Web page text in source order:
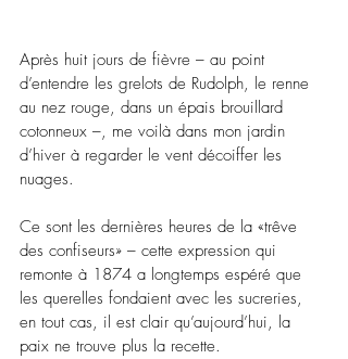
Après huit jours de fièvre – au point
d’entendre les grelots de Rudolph, le renne
au nez rouge, dans un épais brouillard
cotonneux –, me voilà dans mon jardin
d’hiver à regarder le vent décoiffer les
nuages.
Ce sont les dernières heures de la «trêve
des confiseurs» – cette expression qui
remonte à 1874 a longtemps espéré que
les querelles fondaient avec les sucreries,
en tout cas, il est clair qu’aujourd’hui, la
paix ne trouve plus la recette.